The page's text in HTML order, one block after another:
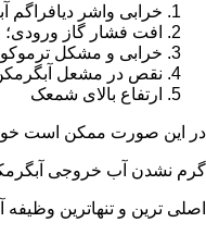
خرابی واشر دیافراگم
افت فشار گاز
خرابی و مشکل
نقص در مشعل
ارتفاع بالای شمعک
در این صورت ممکن است
گرم نشدن آب خروجی
اصلی ترین و تنهاترین